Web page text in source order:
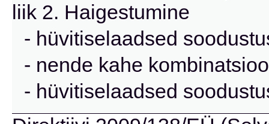
liik 2. Haigestumine
- hüvitiselaadsed
- nende kahe
- hüvitiselaadsed